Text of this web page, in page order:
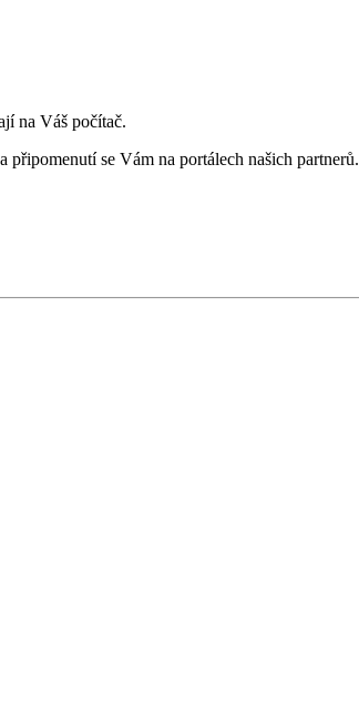
na Váš počítač.
připomenutí se Vám na portálech našich partnerů.